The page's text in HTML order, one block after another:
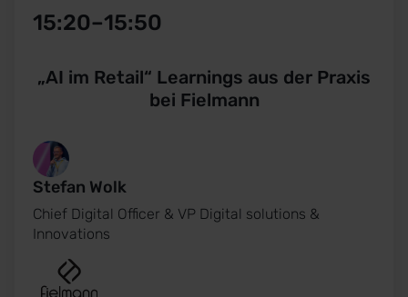
15:20–15:50
„AI im Retail“ Learnings aus der Praxis
bei Fielmann
Stefan Wolk
Chief Digital Officer & VP Digital solutions &
Innovations